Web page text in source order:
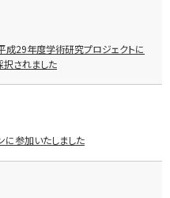
成29年度学術研究プロジェクトに
されました
に参加いたしました